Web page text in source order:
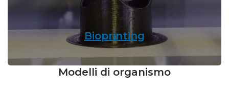
Bioprinting
Modelli di organismo